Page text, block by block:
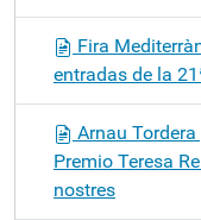
Fira
entradas de la
Arnau
Premio Teresa
nostres